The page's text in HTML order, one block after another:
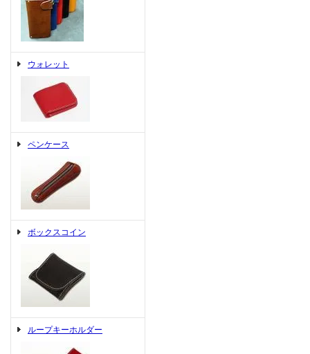
ウォレット
ペンケース
ボックスコイン
ループキーホルダー